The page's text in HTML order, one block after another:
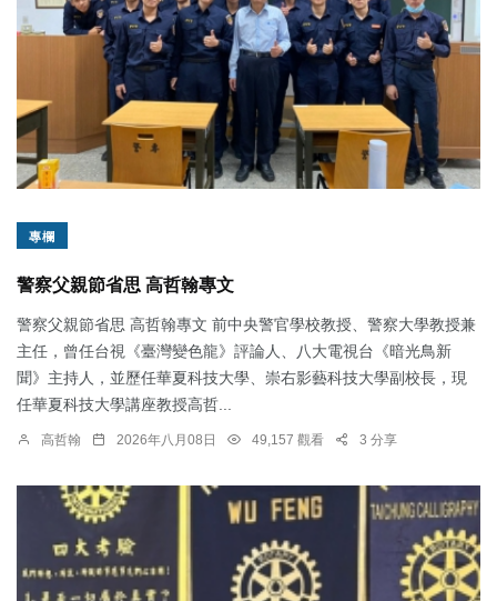
專欄
警察父親節省思 高哲翰專文
警察父親節省思 高哲翰專文 前中央警官學校教授、警察大學教授兼
主任，曾任台視《臺灣變色龍》評論人、八大電視台《暗光鳥新
聞》主持人，並歷任華夏科技大學、崇右影藝科技大學副校長，現
任華夏科技大學講座教授高哲...
高哲翰 2026年八月08日 49,157 觀看 3 分享